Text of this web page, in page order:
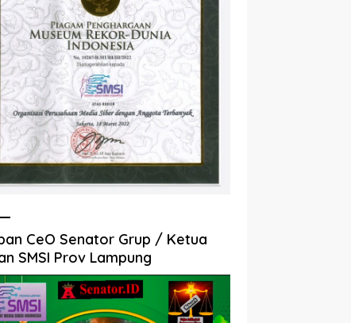
CeO Senator Grup / Ketua
SMSI Prov Lampung